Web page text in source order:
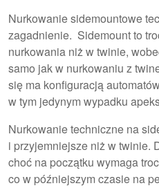
Nurkowanie sidemountowe
zagadnienie. Sidemount to
nurkowania niż w twinie,
samo jak w nurkowaniu z
się ma konfiguracją
w tym jedynym wypadku
Nurkowanie techniczne na
i przyjemniejsze niż w twinie.
choć na początku wymaga
co w późniejszym czasie na